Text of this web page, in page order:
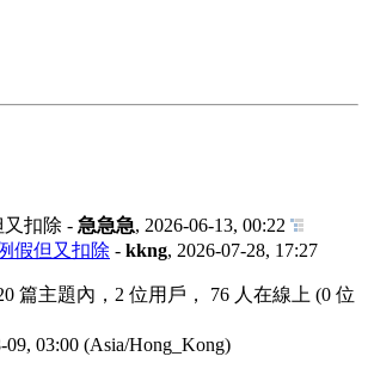
又扣除 - 急急急, 2026-06-13, 00:22
假但又扣除 - kkng, 2026-07-28, 17:27
篇主題內，2 位用戶， 76 人在線上 (0 位
03:00 (Asia/Hong_Kong)